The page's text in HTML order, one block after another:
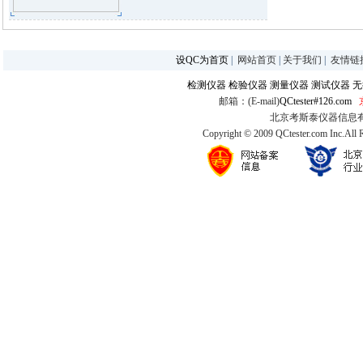
设QC为首页 网站首页 关于我们 友情链
检测仪器 检验仪器 测量仪器 测试仪器
邮箱：(E-mail)QCtester#126.com
北京考斯泰仪器信息
Copyright © 2009 QCtester.com Inc.All